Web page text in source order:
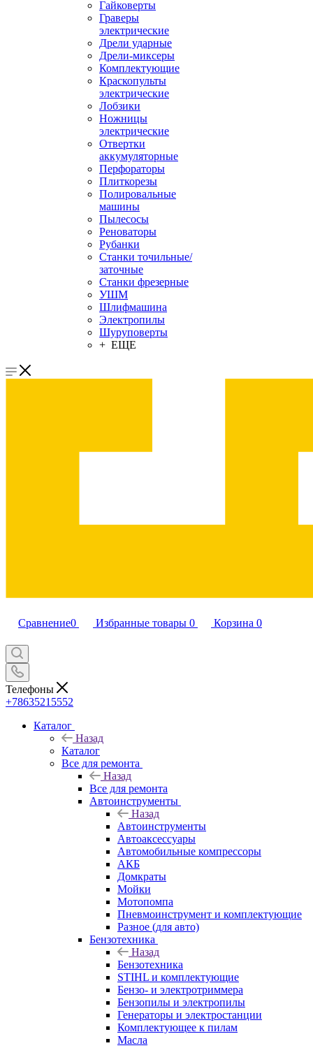
Гайковерты
Граверы
электрические
Дрели ударные
Дрели-миксеры
Комплектующие
Краскопульты
электрические
Лобзики
Ножницы
электрические
Отвертки
аккумуляторные
Перфораторы
Плиткорезы
Полировальные
машины
Пылесосы
Реноваторы
Рубанки
Станки точильные/
заточные
Станки фрезерные
УШМ
Шлифмашина
Электропилы
Шуруповерты
+ ЕЩЕ
Сравнение0 Избранные товары 0 Корзина 0
Телефоны
+78635215552
Каталог
Назад
Каталог
Все для ремонта
Назад
Все для ремонта
Автоинструменты
Назад
Автоинструменты
Автоаксессуары
Автомобильные компрессоры
АКБ
Домкраты
Мойки
Мотопомпа
Пневмоинструмент и комплектующие
Разное (для авто)
Бензотехника
Назад
Бензотехника
STIHL и комплектующие
Бензо- и электротриммера
Бензопилы и электропилы
Генераторы и электростанции
Комплектующее к пилам
Масла